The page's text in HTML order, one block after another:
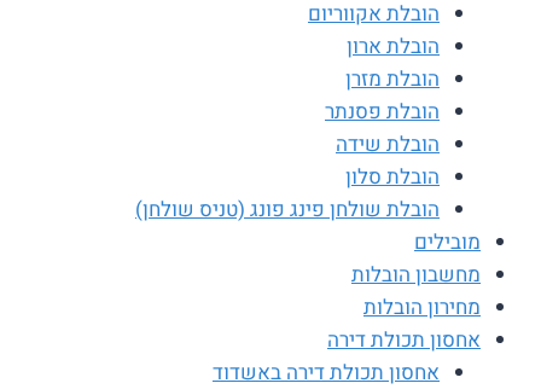
הובלת אקווריום
הובלת ארון
הובלת מזרן
הובלת פסנתר
הובלת שידה
הובלת סלון
הובלת שולחן פינג פונג (טניס שולחן)
מובילים
מחשבון הובלות
מחירון הובלות
אחסון תכולת דירה
אחסון תכולת דירה באשדוד